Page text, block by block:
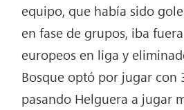
equipo, que había sido
en fase de grupos, iba
europeos en liga y
Bosque optó por jugar con
pasando Helguera a jugar